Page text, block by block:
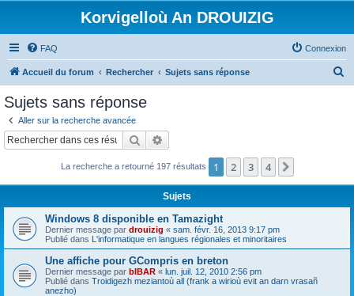
Korvigelloù An DROUIZIG
FAQ Connexion
Accueil du forum Rechercher Sujets sans réponse
c
Sujets sans réponse
Aller sur la recherche avancée
Rechercher
La recherche a retourné 197 résultats 1 2 3 4
Sujets
Windows 8 disponible en Tamazight
Dernier message par drouizig « sam. févr. 16, 2013 9:17 pm
Publié dans L'informatique en langues régionales et minoritaires
Une affiche pour GCompris en breton
Dernier message par bIBAR « lun. juil. 12, 2010 2:56 pm
Publié dans Troidigezh meziantoù all (frank a wirioù evit an darn vrasañ
anezho)